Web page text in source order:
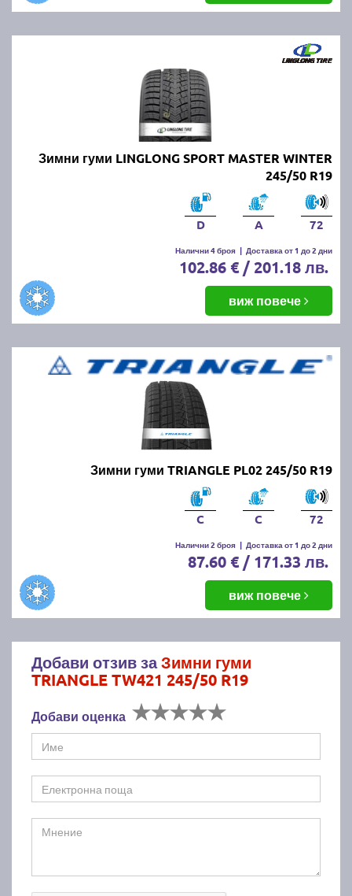
Зимни гуми LINGLONG SPORT MASTER WINTER
245/50 R19
D A 72
Налични 4 броя | Доставка от 1 до 2 дни
102.86 € / 201.18 лв.
виж повече
Зимни гуми TRIANGLE PL02 245/50 R19
C C 72
Налични 2 броя | Доставка от 1 до 2 дни
87.60 € / 171.33 лв.
виж повече
Добави отзив заЗимни гуми
TRIANGLE TW421 245/50 R19
Добави оценка